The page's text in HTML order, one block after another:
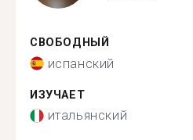
СВОБОДНЫЙ
испанский
ИЗУЧАЕТ
итальянский